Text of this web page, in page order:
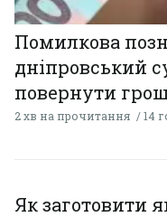
Помилкова
дніпровський
повернути
2 хв на прочитання 14
Як заготовити